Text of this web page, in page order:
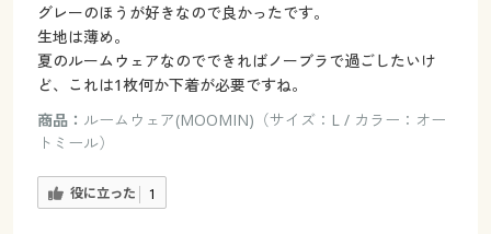
グレーのほうが好きなので良かったです。
生地は薄め。
夏のルームウェアなのでできればノーブラで過ごしたいけ
ど、これは1枚何か下着が必要ですね。
商品： ルームウェア(MOOMIN)（サイズ：L / カラー：オー
トミール）
役に立った 1